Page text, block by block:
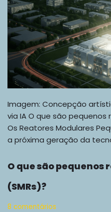
Imagem: Concepção
via IA O que são pequenos
Os Reatores Modulares
a próxima geração da
O que são
(SMRs)?
8 comentários